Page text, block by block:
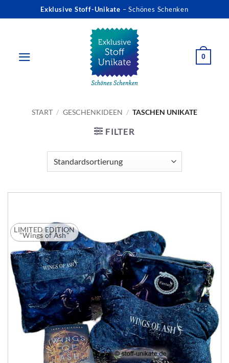
Inhalt
Exklusive Stoff-Unikate – Schönes Schenken
0
START / GESCHENKIDEEN / TASCHEN UNIKATE
FILTER
LIMITED EDITION
"Wings of Ash"